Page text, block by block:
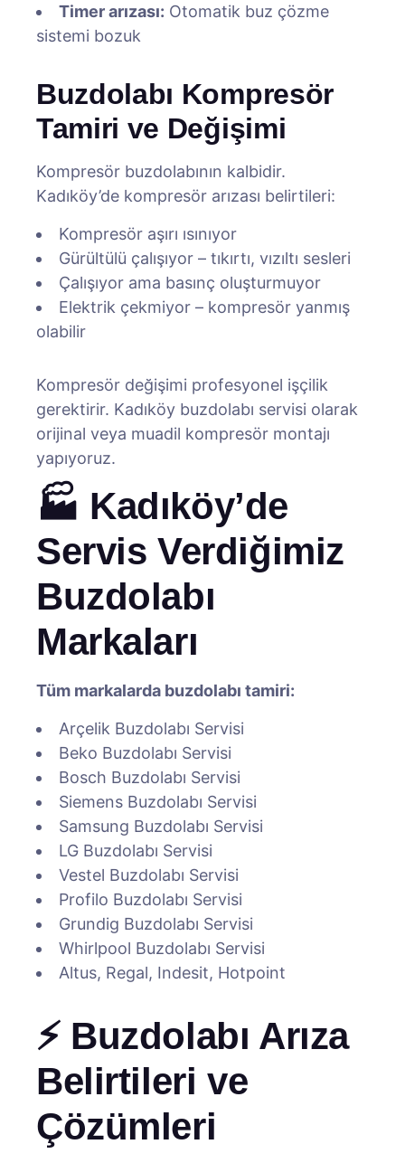
Timer arızası: Otomatik buz çözme
sistemi bozuk
Buzdolabı Kompresör
Tamiri ve Değişimi
Kompresör buzdolabının kalbidir.
Kadıköy’de kompresör arızası belirtileri:
Kompresör aşırı ısınıyor
Gürültülü çalışıyor – tıkırtı, vızıltı sesleri
Çalışıyor ama basınç oluşturmuyor
Elektrik çekmiyor – kompresör yanmış
olabilir
Kompresör değişimi profesyonel işçilik
gerektirir. Kadıköy buzdolabı servisi olarak
orijinal veya muadil kompresör montajı
yapıyoruz.
🏭 Kadıköy’de
Servis Verdiğimiz
Buzdolabı
Markaları
Tüm markalarda buzdolabı tamiri:
Arçelik Buzdolabı Servisi
Beko Buzdolabı Servisi
Bosch Buzdolabı Servisi
Siemens Buzdolabı Servisi
Samsung Buzdolabı Servisi
LG Buzdolabı Servisi
Vestel Buzdolabı Servisi
Profilo Buzdolabı Servisi
Grundig Buzdolabı Servisi
Whirlpool Buzdolabı Servisi
Altus, Regal, Indesit, Hotpoint
⚡ Buzdolabı Arıza
Belirtileri ve
Çözümleri